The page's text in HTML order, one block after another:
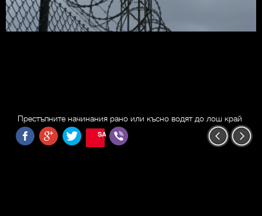
Престъпните начинания рано или късно водят до лош край
SAVE